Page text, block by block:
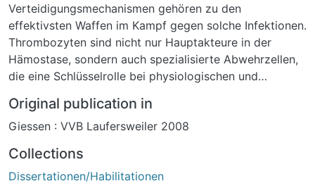
Verteidigungsmechanismen gehören zu den
effektivsten Waffen im Kampf gegen solche Infektionen.
Thrombozyten sind nicht nur Hauptakteure in der
Hämostase, sondern auch spezialisierte Abwehrzellen,
die eine Schlüsselrolle bei physiologischen und
und bei der innaten Immunabwehr spielen.
Thrombozyten und Leukozyten interagieren bei der
Neutrophile sind die zentralen Zellen bei akuten
Entzündungsreaktionen. In Sepsissituationen korreliert
Original publication in
Giessen : VVB Laufersweiler 2008
Collections
Dissertationen/Habilitationen